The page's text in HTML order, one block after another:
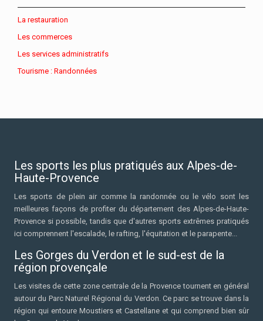
La restauration
Les commerces
Les services administratifs
Tourisme : Randonnées
Les sports les plus pratiqués aux Alpes-de-
Haute-Provence
Les sports de plein air comme la randonnée ou le vélo sont les
meilleures façons de profiter du département des Alpes-de-Haute-
Provence si possible, tandis que d'autres sports extrêmes pratiqués
ici comprennent l'escalade, le rafting, l'équitation et le parapente...
Les Gorges du Verdon et le sud-est de la
région provençale
Les visites de cette zone centrale de la Provence tournent en général
autour du Parc Naturel Régional du Verdon. Ce parc se trouve dans la
région qui entoure Moustiers et Castellane et qui comprend bien sûr